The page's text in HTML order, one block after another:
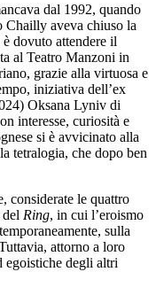
dal 1992, quando
Chailly aveva chiuso la
dovuto attendere il
al Teatro Manzoni in
grazie alla virtuosa e
iniziativa dell’ex
Oksana Lyniv di
interesse, curiosità e
si è avvicinato alla
tetralogia, che dopo ben
considerate le quattro
Ring, in cui l’eroismo
sulla
attorno a loro
egoistiche degli altri